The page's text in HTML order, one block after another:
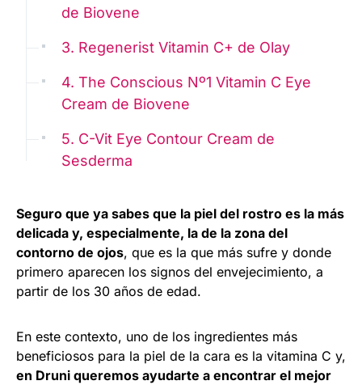
de Biovene
3. Regenerist Vitamin C+ de Olay
4. The Conscious Nº1 Vitamin C Eye
Cream de Biovene
5. C-Vit Eye Contour Cream de
Sesderma
Seguro que ya sabes que la piel del rostro es la más
delicada y, especialmente, la de la zona del
contorno de ojos, que es la que más sufre y donde
primero aparecen los signos del envejecimiento, a
partir de los 30 años de edad.
En este contexto, uno de los ingredientes más
beneficiosos para la piel de la cara es la vitamina C y,
en Druni queremos ayudarte a encontrar el mejor